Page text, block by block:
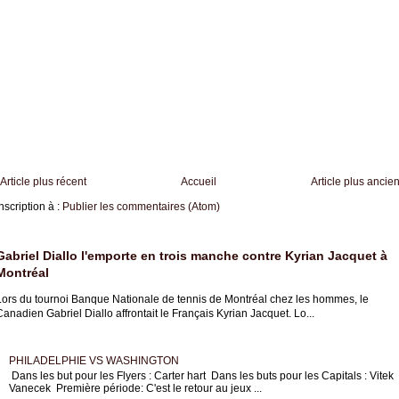
Article plus récent Article plus ancien
Accueil
à : Publier les commentaires (Atom)
Diallo l'emporte en trois manche contre Kyrian Jacquet à
du tournoi Banque Nationale de tennis de Montréal chez les hommes, le
Gabriel Diallo affrontait le Français Kyrian Jacquet. Lo...
PHILADELPHIE VS WASHINGTON
Dans les but pour les Flyers : Carter hart Dans les buts pour les Capitals : Vitek
Vanecek Première période: C'est le retour au jeux ...